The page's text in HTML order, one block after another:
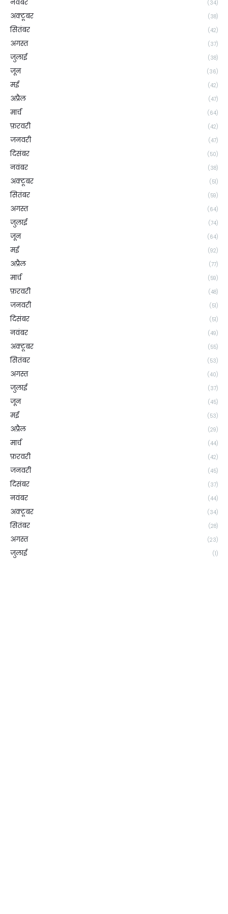
नवंबर (34)
अक्टूबर (38)
सितंबर (42)
अगस्त (37)
जुलाई (38)
जून (36)
मई (42)
अप्रैल (47)
मार्च (64)
फ़रवरी (42)
जनवरी (47)
दिसंबर (50)
नवंबर (38)
अक्टूबर (51)
सितंबर (59)
अगस्त (64)
जुलाई (74)
जून (64)
मई (92)
अप्रैल (77)
मार्च (59)
फ़रवरी (48)
जनवरी (51)
दिसंबर (51)
नवंबर (49)
अक्टूबर (55)
सितंबर (53)
अगस्त (40)
जुलाई (37)
जून (45)
मई (53)
अप्रैल (29)
मार्च (44)
फ़रवरी (42)
जनवरी (45)
दिसंबर (37)
नवंबर (44)
अक्टूबर (34)
सितंबर (28)
अगस्त (23)
जुलाई (1)